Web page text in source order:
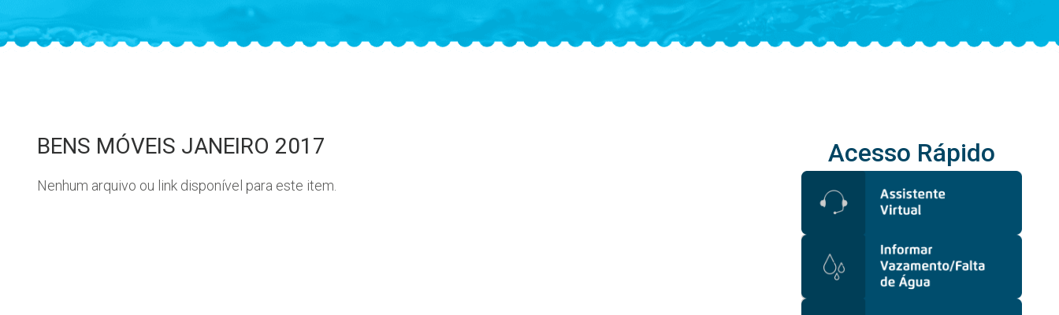
BENS MÓVEIS JANEIRO 2017
Nenhum arquivo ou link disponível para este item.
Acesso Rápido